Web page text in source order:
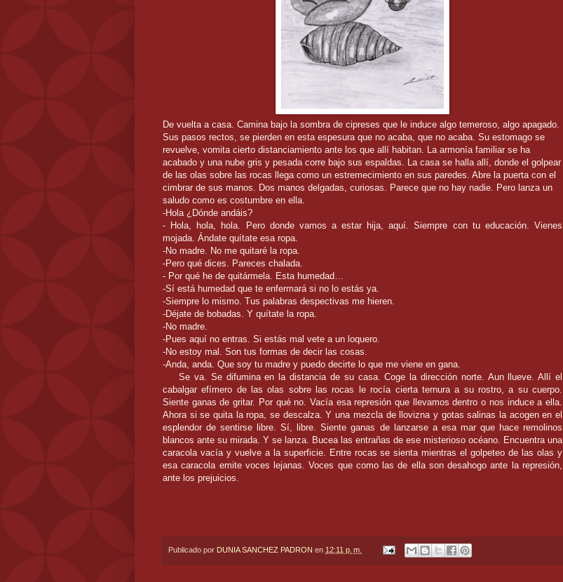
De vuelta a casa. Camina bajo la sombra de cipreses que le induce algo temeroso, algo apagado.
Sus pasos rectos, se pierden en esta espesura que no acaba, que no acaba. Su estomago se
revuelve, vomita cierto distanciamiento ante los que allí habitan. La armonía familiar se ha
acabado y una nube gris y pesada corre bajo sus espaldas. La casa se halla allí, donde el golpear
de las olas sobre las rocas llega como un estremecimiento en sus paredes. Abre la puerta con el
cimbrar de sus manos. Dos manos delgadas, curiosas. Parece que no hay nadie. Pero lanza un
saludo como es costumbre en ella.
-Hola ¿Dónde andáis?
- Hola, hola, hola. Pero donde vamos a estar hija, aquí. Siempre con tu educación. Vienes
mojada. Ándate quítate esa ropa.
-No madre. No me quitaré la ropa.
-Pero qué dices. Pareces chalada.
- Por qué he de quitármela. Esta humedad…
-Sí está humedad que te enfermará si no lo estás ya.
-Siempre lo mismo. Tus palabras despectivas me hieren.
-Déjate de bobadas. Y quítate la ropa.
-No madre.
-Pues aquí no entras. Si estás mal vete a un loquero.
-No estoy mal. Son tus formas de decir las cosas.
-Anda, anda. Que soy tu madre y puedo decirte lo que me viene en gana.
Se va. Se difumina en la distancia de su casa. Coge la dirección norte. Aun llueve. Allí el
cabalgar efímero de las olas sobre las rocas le rocía cierta ternura a su rostro, a su cuerpo.
Siente ganas de gritar. Por qué no. Vacía esa represión que llevamos dentro o nos induce a ella.
Ahora si se quita la ropa, se descalza. Y una mezcla de llovizna y gotas salinas la acogen en el
esplendor de sentirse libre. Sí, libre. Siente ganas de lanzarse a esa mar que hace remolinos
blancos ante su mirada. Y se lanza. Bucea las entrañas de ese misterioso océano. Encuentra una
caracola vacía y vuelve a la superficie. Entre rocas se sienta mientras el golpeteo de las olas y
esa caracola emite voces lejanas. Voces que como las de ella son desahogo ante la represión,
ante los prejuicios.
Publicado por DUNIA SANCHEZ PADRON en 12:11 p. m.